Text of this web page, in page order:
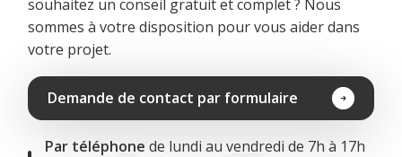
souhaitez un conseil gratuit et complet ? Nous
sommes à votre disposition pour vous aider dans
votre projet.
Demande de contact par formulaire
Par téléphone de lundi au vendredi de 7h à 17h